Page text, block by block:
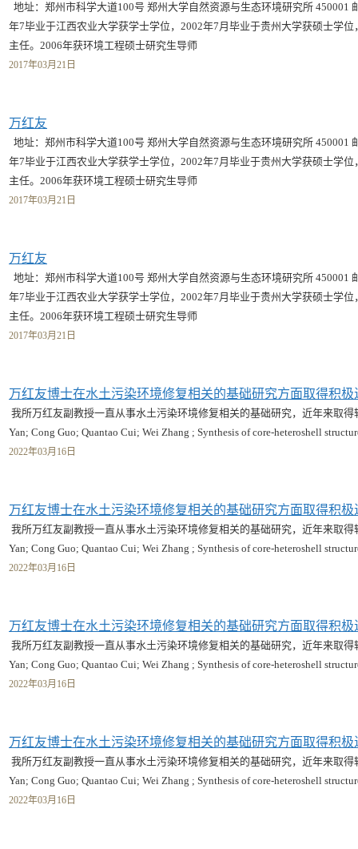
地址：郑州市科学大道100号 郑州大学自然资源与生态环境研究所
年7毕业于江西农业大学获学士学位，2002年7月毕业于贵州大学获硕士学
主任。2006年获环境工程硕士研究生导师
2017年03月21日
万红友
地址：郑州市科学大道100号 郑州大学自然资源与生态环境研究所
年7毕业于江西农业大学获学士学位，2002年7月毕业于贵州大学获硕士学
主任。2006年获环境工程硕士研究生导师
2017年03月21日
万红友
地址：郑州市科学大道100号 郑州大学自然资源与生态环境研究所
年7毕业于江西农业大学获学士学位，2002年7月毕业于贵州大学获硕士学
主任。2006年获环境工程硕士研究生导师
2017年03月21日
万红友博士在水土污染环境修复相关的基础研究方面取得积极
我所万红友副教授一直从事水土污染环境修复相关的基础研究，近年来取
Yan; Cong Guo; Quantao Cui; Wei Zhang ; Synthesis of core-heteroshell
2022年03月16日
万红友博士在水土污染环境修复相关的基础研究方面取得积极
我所万红友副教授一直从事水土污染环境修复相关的基础研究，近年来取
Yan; Cong Guo; Quantao Cui; Wei Zhang ; Synthesis of core-heteroshell
2022年03月16日
万红友博士在水土污染环境修复相关的基础研究方面取得积极
我所万红友副教授一直从事水土污染环境修复相关的基础研究，近年来取
Yan; Cong Guo; Quantao Cui; Wei Zhang ; Synthesis of core-heteroshell
2022年03月16日
万红友博士在水土污染环境修复相关的基础研究方面取得积极
我所万红友副教授一直从事水土污染环境修复相关的基础研究，近年来取
Yan; Cong Guo; Quantao Cui; Wei Zhang ; Synthesis of core-heteroshell
2022年03月16日